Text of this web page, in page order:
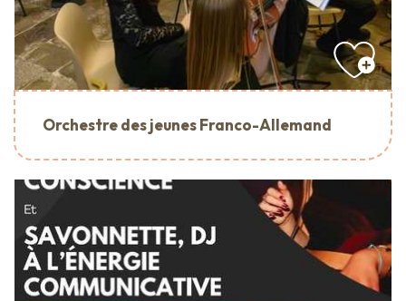
Orchestre des jeunes Franco-Allemand